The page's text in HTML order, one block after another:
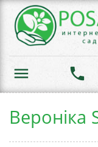
menu phone
Вероніка